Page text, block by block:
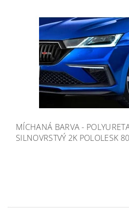
MÍCHANÁ BARVA -
SILNOVRSTVÝ 2K POLOLESK